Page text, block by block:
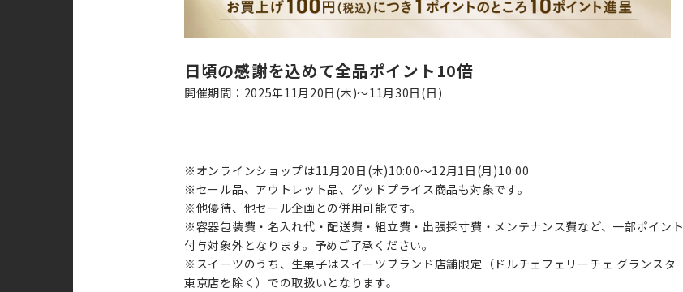
日頃の感謝を込めて全品ポイント10倍
開催期間：2025年11月20日(木)～11月30日(日)
※オンラインショップは11月20日(木)10:00～12月1日(月)10:00
※セール品、アウトレット品、グッドプライス商品も対象です。
※他優待、他セール企画との併用可能です。
※容器包装費・名入れ代・配送費・組立費・出張採寸費・メンテナンス費など、一部ポイント
付与対象外となります。予めご了承ください。
※スイーツのうち、生菓子はスイーツブランド店舗限定（ドルチェフェリーチェ グランスタ
東京店を除く）での取扱いとなります。